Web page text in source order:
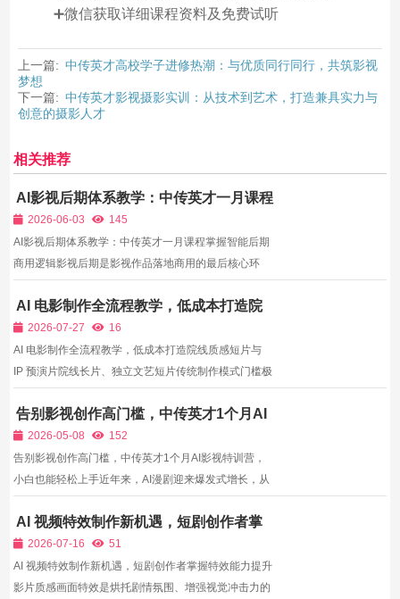
➕微信获取详细课程资料及免费试听
上一篇: 中传英才高校学子进修热潮：与优质同行同行，共筑影视
梦想
下一篇: 中传英才影视摄影实训：从技术到艺术，打造兼具实力与
创意的摄影人才
相关推荐
AI影视后期体系教学：中传英才一月课程
掌握智能后期商用逻辑
2026-06-03
145
AI影视后期体系教学：中传英才一月课程掌握智能后期
商用逻辑影视后期是影视作品落地商用的最后核心环
长、操作繁琐、耗时耗力，对从业者技术要求极高。AI
技术的普及，让影视后期进入智能化时代，智能剪辑、
自动调色、...
AI 电影制作全流程教学，低成本打造院
线质感短片与 IP 预演片
2026-07-27
16
AI 电影制作全流程教学，低成本打造院线质感短片与
IP 预演片院线长片、独立文艺短片传统制作模式门槛极
小型团队、独立创作者很难入局。而AI电影工业化体系
依靠虚拟外景、AI群演、数字配角、AI概念美术，把制
作成本...
告别影视创作高门槛，中传英才1个月AI
影视特训营，小白也能轻松上手
2026-05-08
152
告别影视创作高门槛，中传英才1个月AI影视特训营，
小白也能轻松上手近年来，AI漫剧迎来爆发式增长，从
品漫剧，AI漫剧凭借生动的画面、紧凑的剧情、多样的
风格，收获了海量受众，也催生了巨大的商业价值。据
行业数据...
AI 视频特效制作新机遇，短剧创作者掌
握特效能力提升影片质感
2026-07-16
51
AI 视频特效制作新机遇，短剧创作者掌握特效能力提升
影片质感画面特效是烘托剧情氛围、增强视觉冲击力的